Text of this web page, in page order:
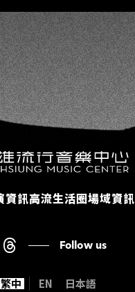
資訊高流生活圈場域資訊
Follow us
繁中 EN 日本語